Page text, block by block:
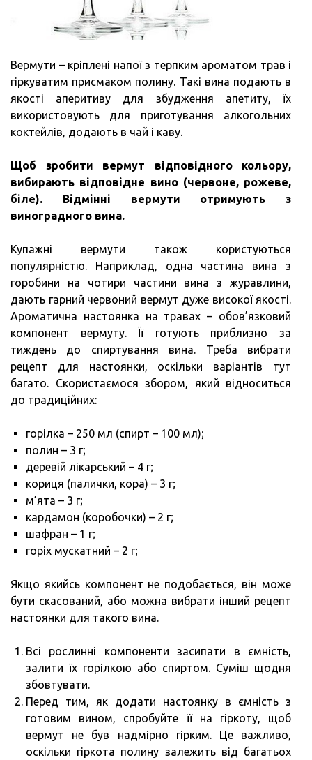
Вермути – кріплені напої з терпким ароматом трав і
гіркуватим присмаком полину. Такі вина подають в
якості аперитиву для збудження апетиту, їх
використовують для приготування алкогольних
коктейлів, додають в чай і каву.
Щоб зробити вермут відповідного кольору,
вибирають відповідне вино (червоне, рожеве,
біле).
Відмінні вермути отримують з
виноградного вина.
Купажні вермути також користуються
популярністю. Наприклад, одна частина вина з
горобини на чотири частини вина з журавлини,
дають гарний червоний вермут дуже високої якості.
Ароматична настоянка на травах – обов’язковий
компонент вермуту. Її готують приблизно за
тиждень до спиртування вина. Треба вибрати
рецепт для настоянки, оскільки варіантів тут
багато. Скористаємося збором, який відноситься
до традиційних:
горілка – 250 мл (спирт – 100 мл);
полин – 3 г;
деревій лікарський – 4 г;
кориця (палички, кора) – 3 г;
м’ята – 3 г;
кардамон (коробочки) – 2 г;
шафран – 1 г;
горіх мускатний – 2 г;
Якщо якийсь компонент не подобається, він може
бути скасований, або можна вибрати інший рецепт
настоянки для такого вина.
Всі рослинні компоненти засипати в ємність,
залити їх горілкою або спиртом. Суміш щодня
збовтувати.
Перед тим, як додати настоянку в ємність з
готовим вином, спробуйте її на гіркоту, щоб
вермут не був надмірно гірким. Це важливо,
оскільки гіркота полину залежить від багатьох